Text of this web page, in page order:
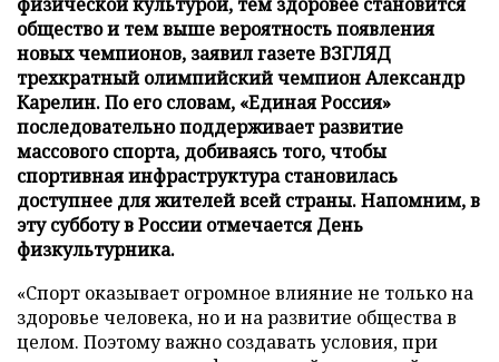
общество и тем выше вероятность появления
новых чемпионов, заявил газете ВЗГЛЯД
трехкратный олимпийский чемпион Александр
Карелин. По его словам, «Единая Россия»
последовательно поддерживает развитие
массового спорта, добиваясь того, чтобы
спортивная инфраструктура становилась
доступнее для жителей всей страны. Напомним, в
эту субботу в России отмечается День
физкультурника.
«Спорт оказывает огромное влияние не только на
здоровье человека, но и на развитие общества в
целом. Поэтому важно создавать условия, при